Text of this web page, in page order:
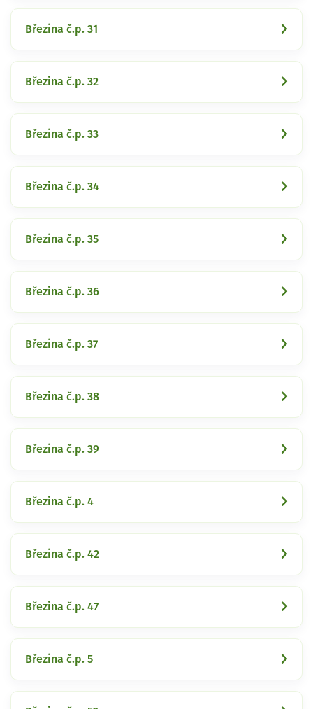
Březina č.p. 31
Březina č.p. 32
Březina č.p. 33
Březina č.p. 34
Březina č.p. 35
Březina č.p. 36
Březina č.p. 37
Březina č.p. 38
Březina č.p. 39
Březina č.p. 4
Březina č.p. 42
Březina č.p. 47
Březina č.p. 5